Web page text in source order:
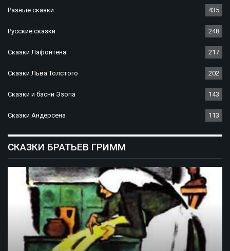
Разные сказки 435
Русские сказки 248
Сказки Лафонтена 217
Сказки Льва Толстого 202
Сказки и басни Эзопа 143
Сказки Андерсена 113
СКАЗКИ БРАТЬЕВ ГРИММ